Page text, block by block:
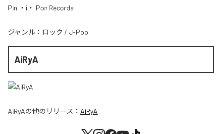
Pin ・i・ Pon Records
ジャンル： ロック / J-Pop
AiRyA
AiRyAの他のリリース： AiRyA